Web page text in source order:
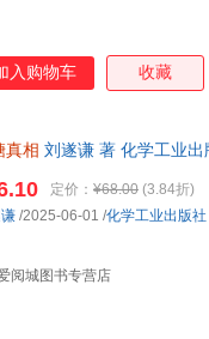
入购物车 收藏
真相 刘遂谦 著 化学工业
定价： ¥68.00 (3.84折)
阅城图书专营店
/2025-06-01 /化学工业出版社